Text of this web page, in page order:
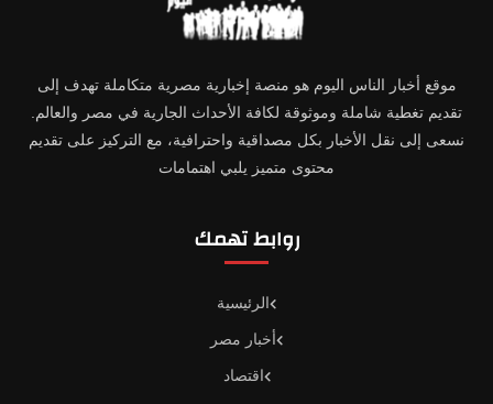
موقع أخبار الناس اليوم هو منصة إخبارية مصرية متكاملة تهدف إلى
تقديم تغطية شاملة وموثوقة لكافة الأحداث الجارية في مصر والعالم.
نسعى إلى نقل الأخبار بكل مصداقية واحترافية، مع التركيز على تقديم
محتوى متميز يلبي اهتمامات
روابط تهمك
الرئيسية
أخبار مصر
اقتصاد